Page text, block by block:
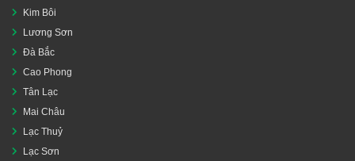
Kim Bôi
Lương Sơn
Đà Bắc
Cao Phong
Tân Lạc
Mai Châu
Lạc Thuỷ
Lạc Sơn